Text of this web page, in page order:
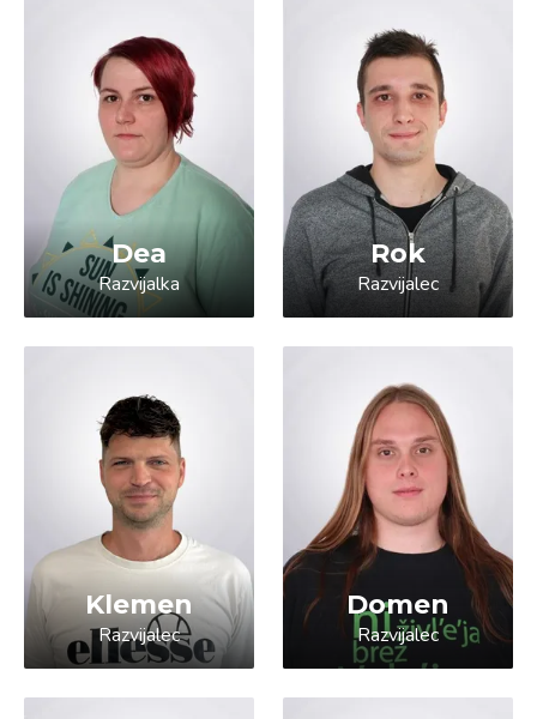
Dea
Razvijalka
Rok
Razvijalec
Klemen
Razvijalec
Domen
Razvijalec